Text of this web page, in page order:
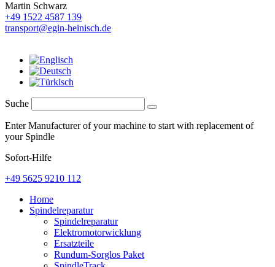
Martin Schwarz
+49 1522 4587 139
transport@egin-heinisch.de
Suche
Enter Manufacturer of your machine to start with replacement of
your Spindle
Sofort-Hilfe
+49 5625 9210 112
Home
Spindelreparatur
Spindelreparatur
Elektromotorwicklung
Ersatzteile
Rundum-Sorglos Paket